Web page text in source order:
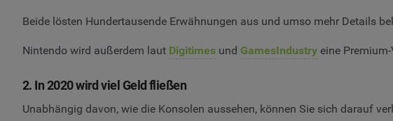
Beide lösten Hundertausende Erwähnungen aus und umso mehr Details
Nintendo wird außerdem laut Digitimes und GamesIndustry eine
2. In 2020 wird viel Geld fließen
Unabhängig davon, wie die Konsolen aussehen, können Sie sich darauf